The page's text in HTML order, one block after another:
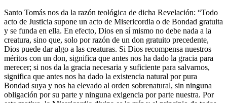
Santo Tomás nos da la razón teológica de dicha Revelación: “Todo
acto de Justicia supone un acto de Misericordia o de Bondad gratuita
y se funda en ella. En efecto, Dios en sí mismo no debe nada a la
creatura, sino que, solo por razón de un don gratuito precedente,
Dios puede dar algo a las creaturas. Si Dios recompensa nuestros
méritos con un don, significa que antes nos ha dado la gracia para
merecer; si nos da la gracia necesaria y suficiente para salvarnos,
significa que antes nos ha dado la existencia natural por pura
Bondad suya y nos ha elevado al orden sobrenatural, sin ninguna
obligación por su parte y ninguna exigencia por parte nuestra. Por